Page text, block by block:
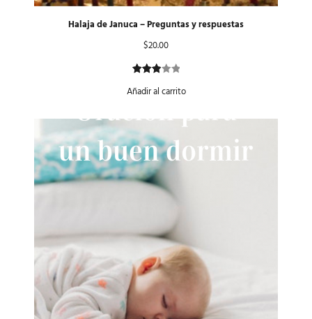
Halaja de Januca – Preguntas y respuestas
$20.00
con
en
base
a
valoración
Añadir al carrito